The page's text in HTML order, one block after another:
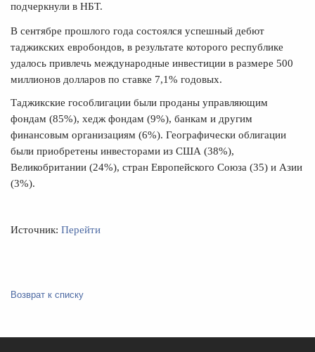
подчеркнули в НБТ.
В сентябре прошлого года состоялся успешный дебют
таджикских евробондов, в результате которого республике
удалось привлечь международные инвестиции в размере 500
миллионов долларов по ставке 7,1% годовых.
Таджикские гособлигации были проданы управляющим
фондам (85%), хедж фондам (9%), банкам и другим
финансовым организациям (6%). Географически облигации
были приобретены инвесторами из США (38%),
Великобритании (24%), стран Европейского Союза (35) и Азии
(3%).
Источник: Перейти
Возврат к списку